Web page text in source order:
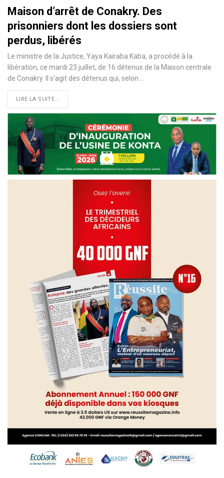
Maison d’arrêt de Conakry. Des
prisonniers dont les dossiers sont
perdus, libérés
Le ministre de la Justice, Yaya Kairaba Kaba, a procédé à la
libération, ce mardi 23 juillet, de 16 détenus de la Maison centrale
de Conakry. Il s'agit des détenus qui, selon…
LIRE LA SUITE...